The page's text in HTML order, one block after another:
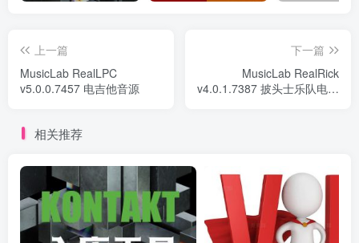
上一篇
MusicLab RealLPC
v5.0.0.7457 电吉他音源
下一篇
MusicLab RealRick
v4.0.1.7387 披头士乐队电吉
相关推荐